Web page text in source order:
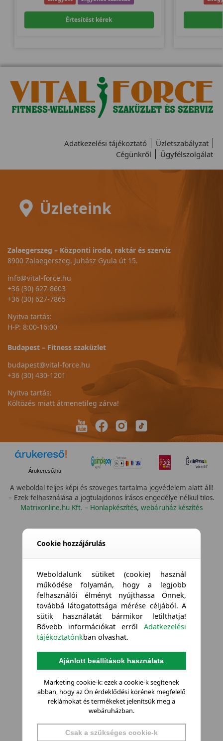
Értesítést kérek
Adatkezelési tájékoztató
Üzletszabályzat
Cégünkről
Ügyfélszolgálat
Üzleteink
Zalaegerszeg – Központi iroda, raktár és szerviz
8900 Zalaegerszeg, Juhász Gyula út 15.
info@vital-force.hu
+36 (30) 627-8603
+36 (30) 627-7865
Nyitva tartás:
H-P: 8:00-16:00
Budapest – Fitness szaküzlet
budapest@vital-force.hu
+36 (30) 430-1201
Nyitva tartás:
Költözés miatt átmenetileg zárva!
Árukereső.hu
A weboldal teljes képi és szöveges tartalma jogvédelem alatt áll!
– Ezek felhasználása a jogtulajdonos írásos engedélye nélkül tilos.
Matrixonline.hu Kft. – Honlapkészítés, webáruház készítés
Cookie hozzájárulás
Weboldalunk sütiket (cookie) használ
működése folyamán, hogy a legjobb
felhasználói élményt nyújthassa Önnek,
továbbá látogatottsága mérése céljából. A
sütik használatát bármikor letilthatja!
Bővebb információkat errőlAdatkezelési
tájékoztatónkban olvashat.
Ajánlott beállítások használata
Marketing cookie-k: ezek a cookie-k segítenek
abban, hogy az Ön érdeklődési körének megfelelő
reklámokat és termékeket jelenítsük meg a
webáruházban.
Csak a szükséges cookie-k